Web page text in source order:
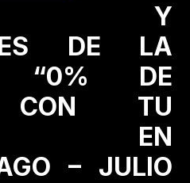
Y
DE LA
“0% DE
CON TU
EN
– JULIO